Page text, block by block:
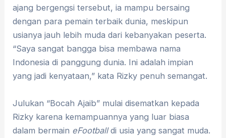
ajang bergengsi tersebut, ia mampu bersaing
dengan para pemain terbaik dunia, meskipun
usianya jauh lebih muda dari kebanyakan peserta.
“Saya sangat bangga bisa membawa nama
Indonesia di panggung dunia. Ini adalah impian
yang jadi kenyataan,” kata Rizky penuh semangat.
Julukan “Bocah Ajaib” mulai disematkan kepada
Rizky karena kemampuannya yang luar biasa
dalam bermain eFootballdi usia yang sangat muda.